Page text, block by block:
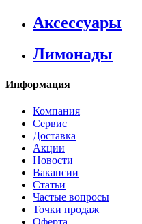
Аксессуары
Лимонады
Информация
Компания
Сервис
Доставка
Акции
Новости
Вакансии
Статьи
Частые вопросы
Точки продаж
Оферта